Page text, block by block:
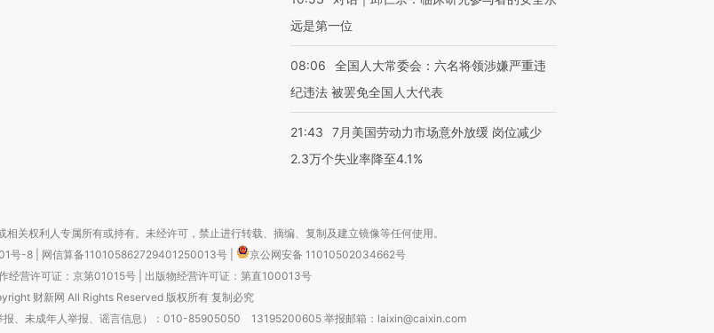
远是第一位
08:06
全国人大常委会：六名将领涉嫌严重违
纪违法 被罢免全国人大代表
21:43
7月美国劳动力市场意外放缓 岗位减少
2.3万个失业率降至4.1%
关权利人专属所有或持有。未经许可，禁止进行转载、摘编、复制及建立镜像等任何使用。
号-8 网信算备110105862729401250013号
京公网安备 11010502034662号
经营许可证：京第01015号| 出版物经营许可证：第直100013号
财新网 All Rights Reserved 版权所有 复制必究
报、未成年人举报、谣言信息）：010-85905050 13195200605 举报邮箱：laixin@caixin.com